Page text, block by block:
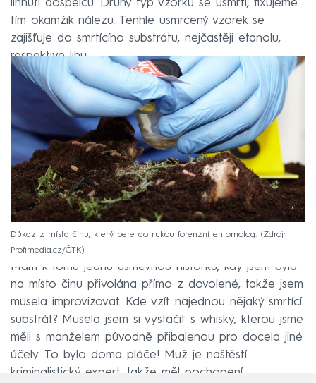
líhnutí dospělců. Druhý typ vzorků se usmrtí, fixujeme
tím okamžik nálezu. Tenhle usmrcený vzorek se
zajišťuje do smrtícího substrátu, nejčastěji etanolu,
respektive lihu.
Důkaz z místa činu, který bere do rukou forenzní entomolog.
Zdroj:
Profimedia.cz/ČTK
Mám k tomu jednu úsměvnou historku, kdy jsem byla
na místo činu přivolána přímo z dovolené, takže jsem
musela improvizovat. Kde vzít najednou nějaký smrtící
substrát? Musela jsem si vystačit s whisky, kterou jsme
měli s manželem původně přibalenou pro docela jiné
účely. To bylo doma pláče! Muž je naštěstí
kriminalistický expert, takže měl pochopení.